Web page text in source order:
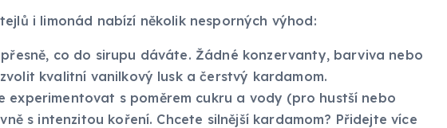
i limonád nabízí několik nesporných výhod:
co do sirupu dáváte. Žádné konzervanty, barviva nebo
kvalitní vanilkový lusk a čerstvý kardamom.
experimentovat s poměrem cukru a vody (pro hustší nebo
s intenzitou koření. Chcete silnější kardamom? Přidejte více